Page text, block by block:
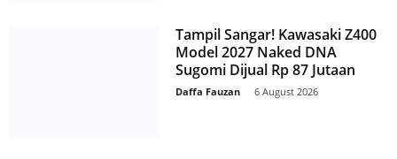
Tampil Sangar! Kawasaki Z400
Model 2027 Naked DNA
Sugomi Dijual Rp 87 Jutaan
Daffa Fauzan 6 August 2026